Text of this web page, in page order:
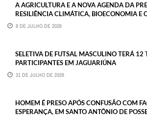
A AGRICULTURA E A NOVA AGENDA DA
RESILIÊNCIA CLIMÁTICA, BIOECONOMIA E
8 DE JULHO DE 2026
SELETIVA DE FUTSAL MASCULINO TERÁ 12
PARTICIPANTES EM JAGUARIÚNA
31 DE JULHO DE 2026
HOMEM É PRESO APÓS CONFUSÃO COM
ESPERANÇA, EM SANTO ANTÔNIO DE